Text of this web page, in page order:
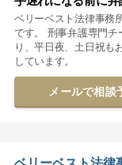
ベリーベスト法律事務
です。 刑事弁護専門チ
り、平日夜、土日祝も
しています。
メールで相談